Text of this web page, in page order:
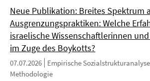
Neue Publikation: Breites Spektrum
Ausgrenzungspraktiken: Welche
israelische Wissenschaftlerinnen
im Zuge des Boykotts?
07.07.2026
Empirische
Methodologie